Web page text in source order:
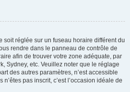
soit réglée sur un fuseau horaire différent du
rendre dans le panneau de contrôle de
afin de trouver votre zone adéquate, par
Sydney, etc. Veuillez noter que le réglage
des autres paramètres, n’est accessible
pas inscrit, c’est l’occasion idéale de